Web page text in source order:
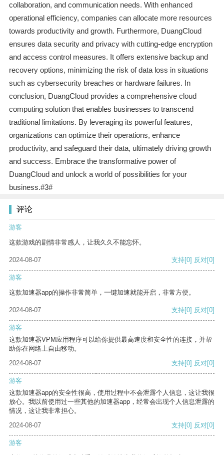
collaboration, and communication needs. With enhanced
operational efficiency, companies can allocate more resources
towards productivity and growth. Furthermore, DuangCloud
ensures data security and privacy with cutting-edge encryption
and access control measures. It offers extensive backup and
recovery options, minimizing the risk of data loss in situations
such as cybersecurity breaches or hardware failures. In
conclusion, DuangCloud provides a comprehensive cloud
computing solution that enables businesses to transcend
traditional limitations. By leveraging its powerful features,
organizations can optimize their operations, enhance
productivity, and safeguard their data, ultimately driving growth
and success. Embrace the transformative power of
DuangCloud and unlock a world of possibilities for your
business.#3#
评论
游客
这款游戏的剧情非常感人，让我久久不能忘怀。
2024-08-07 支持[0] 反对[0]
游客
这款加速器app的操作非常简单，一键加速就能开启，非常方便。
2024-08-07 支持[0] 反对[0]
游客
这款加速器VPM应用程序可以给你提供最高速度和安全性的连接，并帮
助你在网络上自由移动。
2024-08-07
支持[0] 反对[0]
游客
这款加速器app的安全性很高，使用过程中不会泄露个人信息，这让我很
放心。我以前使用过一些其他的加速器app，经常会出现个人信息泄露的
情况，这让我非常担心。
2024-08-07
支持[0] 反对[0]
游客